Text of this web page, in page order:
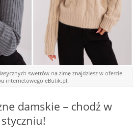
swetrów na zimę znajdziesz w ofercie
internetowego eButik.pl.
damskie – chodź w